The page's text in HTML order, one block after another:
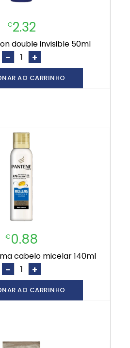
€2.32
on double invisible 50ml
- +
AO CARRINHO
€0.88
cabelo micelar 140ml
- +
AO CARRINHO